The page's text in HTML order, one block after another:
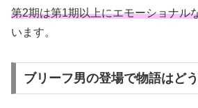
第2期は第1期以上にエモーショナル
います。
ブリーフ男の登場で物語はど